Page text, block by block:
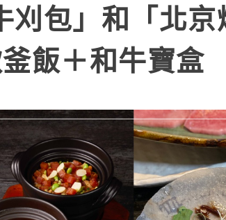
刈包」和「北京
飯＋和牛寶盒